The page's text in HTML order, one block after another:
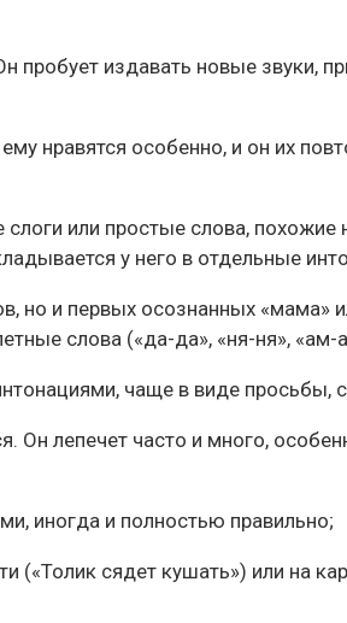
издавать новые звуки,
нравятся особенно, и он их
или простые слова, похожие
у него в отдельные
но и первых осознанных
слова («да-да», «ня-ня», «ам-
чаще в виде просьбы,
Он лепечет часто и много,
иногда и полностью правильно;
сядет кушать») или на